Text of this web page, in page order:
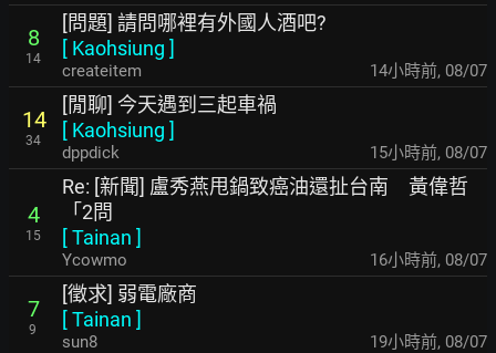
8
14
[問題] 請問哪裡有外國人酒吧?
[ Kaohsiung ]
createitem 14小時前, 08/07
14
34
[閒聊] 今天遇到三起車禍
[ Kaohsiung ]
dppdick 15小時前, 08/07
4
15
Re: [新聞] 盧秀燕甩鍋致癌油還扯台南 黃偉哲
「2問
[Tainan ]
Ycowmo 16小時前, 08/07
7
9
[徵求] 弱電廠商
[Tainan ]
sun8 19小時前, 08/07